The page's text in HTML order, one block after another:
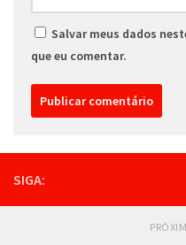
Salvar meus dados
que eu comentar.
SIGA: